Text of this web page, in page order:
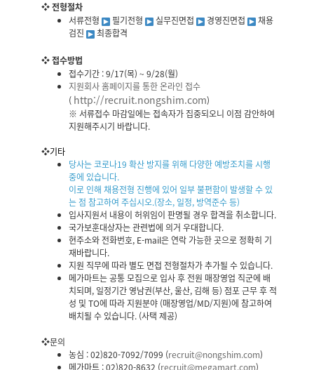
❖ 전형절차
서류전형
필기전형 실무진면접 경영진면접
채용
검진
최종합격
❖ 접수방법
접수기간 : 9/17(목) ~ 9/28(월)
지원회사 홈페이지를 통한 온라인 접수
( http://recruit.nongshim.com)
※ 서류접수 마감일에는 접속자가 집중되오니 이점 감안하여
지원해주시기 바랍니다.
❖기타
당사는 코로나19 확산 방지를 위해 다양한 예방조치를 시행
중에 있습니다.
이로 인해 채용전형 진행에 있어 일부 불편함이 발생할 수 있
는 점 참고하여 주십시오.(장소, 일정, 방역준수 등)
입사지원서 내용이 허위임이 판명될 경우 합격을 취소합니다.
국가보훈대상자는 관련법에 의거 우대합니다.
현주소와 전화번호, E-mail은 연락 가능한 곳으로 정확히 기
재바랍니다.
지원 직무에 따라 별도 면접 전형절차가 추가될 수 있습니다.
메가마트는 공통 모집으로 입사 후 전원 매장영업 직군에 배
치되며, 일정기간 영남권(부산, 울산, 김해 등) 점포 근무 후 적
성 및 TO에 따라 지원분야 (매장영업/MD/지원)에 참고하여
배치될 수 있습니다. (사택 제공)
❖문의
농심 : 02)820-7092/7099 (recruit@nongshim.com)
메가마트 : 02)820-8632 (recruit@megamart.com)